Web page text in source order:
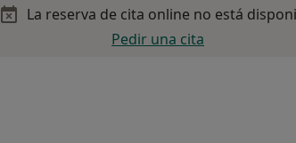
La reserva de cita online no está
Pedir una cita